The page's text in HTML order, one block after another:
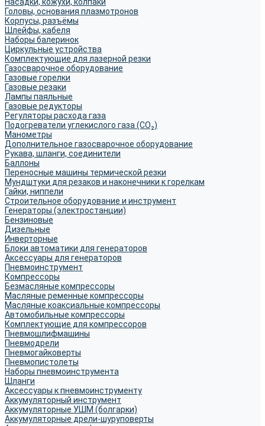
Головы, основания плазмотронов
Корпусы, разъёмы
Шлейфы, кабеля
Наборы балеринок
Циркульные устройства
Комплектующие для лазерной резки
Газосварочное оборудование
Газовые горелки
Газовые резаки
Лампы паяльные
Газовые редукторы
Регуляторы расхода газа
Подогреватели углекислого газа (CO₂)
Манометры
Дополнительное газосварочное оборудование
Рукава, шланги, соединители
Баллоны
Переносные машины термической резки
Мундштуки для резаков и наконечники к горелкам
Гайки, ниппели
Строительное оборудование и инструмент
Генераторы (электростанции)
Бензиновые
Дизельные
Инверторные
Блоки автоматики для генераторов
Аксессуары для генераторов
Пневмоинструмент
Компрессоры
Безмасляные компрессоры
Масляные ременные компрессоры
Масляные коаксиальные компрессоры
Автомобильные компрессоры
Комплектующие для компрессоров
Пневмошлифмашины
Пневмодрели
Пневмогайковерты
Пневмопистолеты
Наборы пневмоинструмента
Шланги
Аксессуары к пневмоинструменту
Аккумуляторный инструмент
Аккумуляторные УШМ (болгарки)
Аккумуляторные дрели-шуруповерты